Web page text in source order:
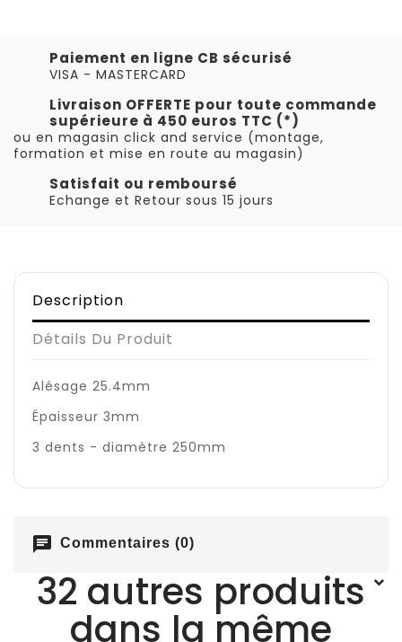
Paiement en ligne CB sécurisé
VISA - MASTERCARD
Livraison OFFERTE pour toute commande
supérieure à 450 euros TTC (*)
ou en magasin click and service (montage,
formation et mise en route au magasin)
Satisfait ou remboursé
Echange et Retour sous 15 jours
Description
Détails Du Produit
Alésage 25.4mm
Épaisseur 3mm
3 dents - diamètre 250mm
chat Commentaires (0)
32 autres produits
dans la même